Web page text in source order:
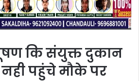
कि संयुक्त दुकान
नही पहुंचे मौके पर